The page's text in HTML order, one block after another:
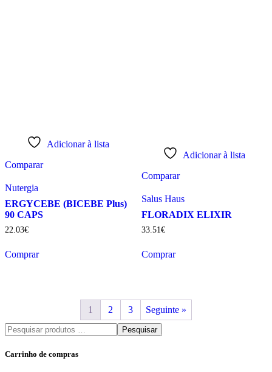
Adicionar à lista
Comparar
Nutergia
ERGYCEBE (BICEBE Plus)
90 CAPS
22.03€
Comprar
Adicionar à lista
Comparar
Salus Haus
FLORADIX ELIXIR
33.51€
Comprar
1 2 3 Seguinte »
Pesquisar
Carrinho de compras